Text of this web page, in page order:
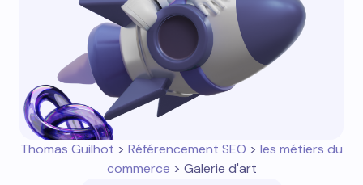
Thomas Guilhot > Référencement SEO > les métiers du
commerce > Galerie d'art